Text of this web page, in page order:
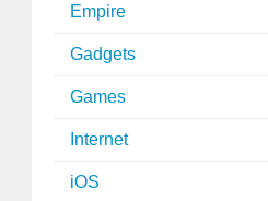
Empire
Gadgets
Games
Internet
iOS